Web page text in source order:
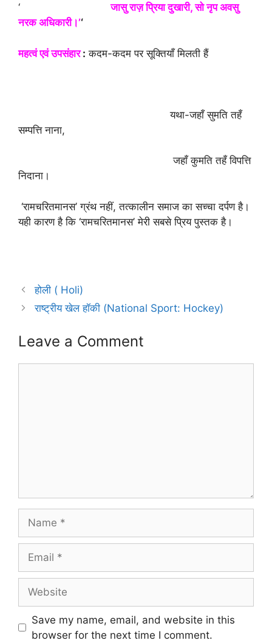
‘
जासु राज़ प्रिया दुखारी, सो नृप अवसु
नरक अधिकारी।’‘
महत्वं एवं उपसंहार: कदम-कदम पर सूक्तियाँ मिलती हैं
यथा-जहाँ सुमति तहँ
सम्पत्ति नाना,
जहाँ कुमति तहँ विपत्ति
निदाना।
‘रामचरितमानस’ ग्रंथ नहीं, तत्कालीन समाज का सच्चा दर्पण है।
यही कारण है कि ‘रामचरितमानस’ मेरी सबसे प्रिय पुस्तक है।
होली ( Holi)
राष्ट्रीय खेल हॉकी (National Sport: Hockey)
Leave a Comment
Save my name, email, and website in this
browser for the next time I comment.